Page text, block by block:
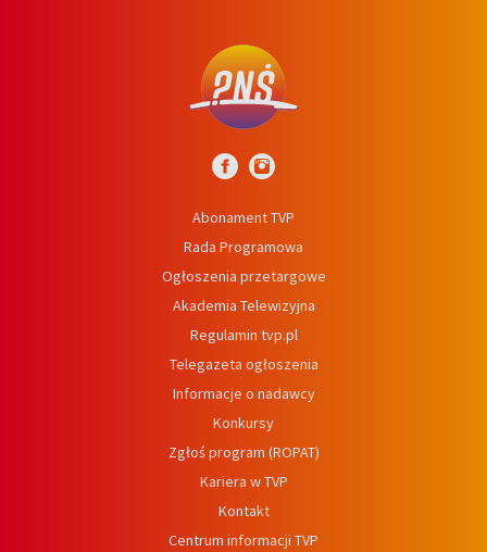
Abonament TVP
Rada Programowa
Ogłoszenia przetargowe
Akademia Telewizyjna
Regulamin tvp.pl
Telegazeta ogłoszenia
Informacje o nadawcy
Konkursy
Zgłoś program (ROPAT)
Kariera w TVP
Kontakt
Centrum informacji TVP